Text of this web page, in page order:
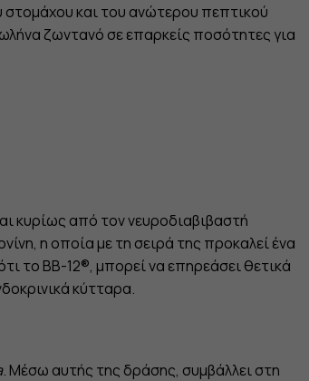
στομάχου και του ανώτερου πεπτικού
ζωντανό σε επαρκείς ποσότητες για
κυρίως από τον νευροδιαβιβαστή
η οποία με τη σειρά της προκαλεί ένα
το BB-12®, μπορεί να επηρεάσει θετικά
κύτταρα.
. Μέσω αυτής της δράσης, συμβάλλει στη